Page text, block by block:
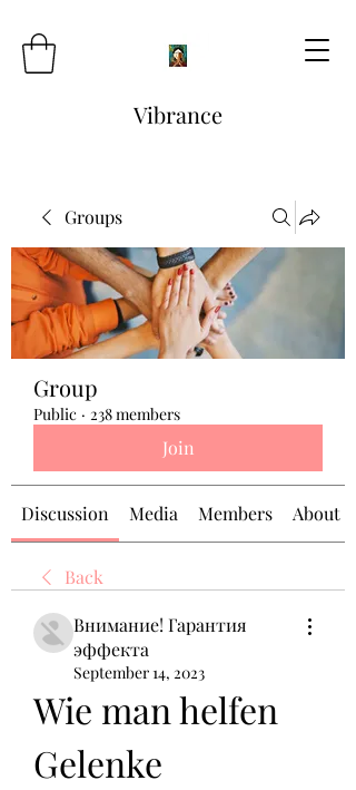
Vibrance
Groups
Group
Public · 238 members
Join
Discussion Media Members About
Back
Внимание! Гарантия
эффекта
September 14, 2023
Wie man helfen
Gelenke